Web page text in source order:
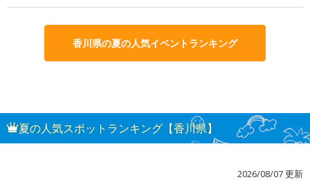
香川県の夏の人気イベントランキング
夏の人気スポットランキング【香川県】
2026/08/07 更新